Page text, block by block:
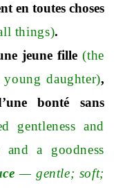
en toutes choses
things).
jeune fille(the
daughter),
bonté sans
gentleness and
and a goodness
— gentle; soft;